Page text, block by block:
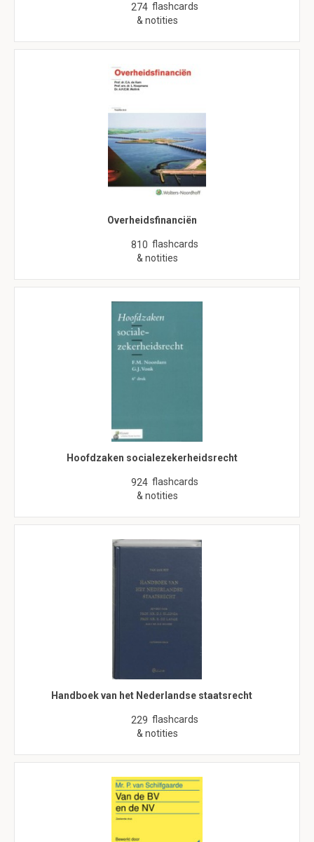
274 flashcards
& notities
Overheidsfinanciën
810 flashcards
& notities
Hoofdzaken socialezekerheidsrecht
924 flashcards
& notities
Handboek van het Nederlandse staatsrecht
229 flashcards
& notities